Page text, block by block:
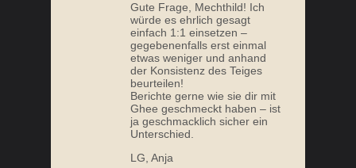
Gute Frage, Mechthild! Ich
würde es ehrlich gesagt
einfach 1:1 einsetzen –
gegebenenfalls erst einmal
etwas weniger und anhand
der Konsistenz des Teiges
beurteilen!
Berichte gerne wie sie dir mit
Ghee geschmeckt haben – ist
ja geschmacklich sicher ein
Unterschied.
LG, Anja